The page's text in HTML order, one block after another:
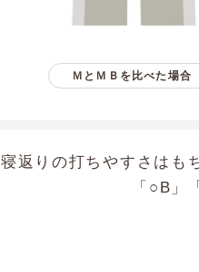
ＭとＭＢを比べた場合
寝返りの打ちやすさはも
「○B」